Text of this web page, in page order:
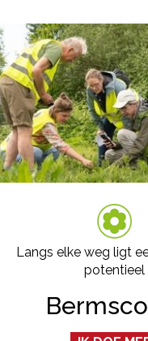
Langs elke weg ligt
potentieel